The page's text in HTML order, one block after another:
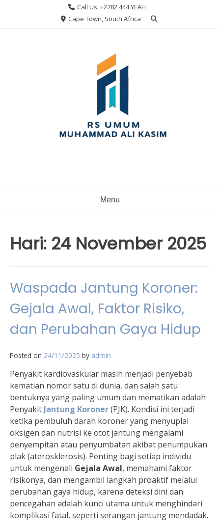
Call Us: +2782 444 YEAH
Cape Town, South Africa
Menu
Hari: 24 November 2025
Waspada Jantung Koroner:
Gejala Awal, Faktor Risiko,
dan Perubahan Gaya Hidup
Posted on 24/11/2025 by admin
Penyakit kardiovaskular masih menjadi penyebab
kematian nomor satu di dunia, dan salah satu
bentuknya yang paling umum dan mematikan adalah
Penyakit Jantung Koroner(PJK). Kondisi ini terjadi
ketika pembuluh darah koroner yang menyuplai
oksigen dan nutrisi ke otot jantung mengalami
penyempitan atau penyumbatan akibat penumpukan
plak (aterosklerosis). Penting bagi setiap individu
untuk mengenali Gejala Awal, memahami faktor
risikonya, dan mengambil langkah proaktif melalui
perubahan gaya hidup, karena deteksi dini dan
pencegahan adalah kunci utama untuk menghindari
komplikasi fatal, seperti serangan jantung mendadak.